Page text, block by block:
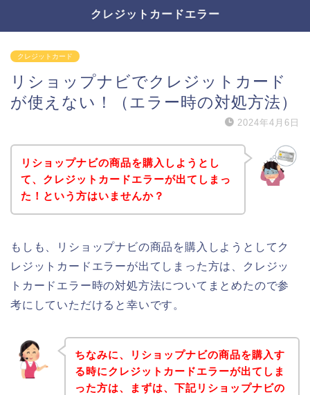
クレジットカードエラー
クレジットカード
リショップナビでクレジットカード
が使えない！（エラー時の対処方法）
2024年4月6日
リショップナビの商品を購入しようとし
て、クレジットカードエラーが出てしまっ
た！という方はいませんか？
もしも、リショップナビの商品を購入しようとしてク
レジットカードエラーが出てしまった方は、クレジッ
トカードエラー時の対処方法についてまとめたので参
考にしていただけると幸いです。
ちなみに、リショップナビの商品を購入す
る時にクレジットカードエラーが出てしま
った方は、まずは、下記リショップナビの